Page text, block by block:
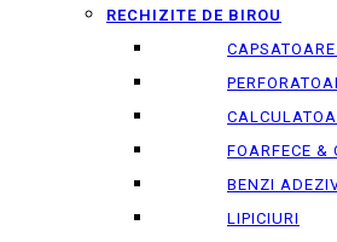
RECHIZITE DE BIROU
FOARFECE &
BENZI
LIPICIURI